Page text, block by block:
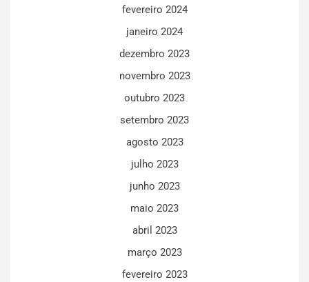
fevereiro 2024
janeiro 2024
dezembro 2023
novembro 2023
outubro 2023
setembro 2023
agosto 2023
julho 2023
junho 2023
maio 2023
abril 2023
março 2023
fevereiro 2023